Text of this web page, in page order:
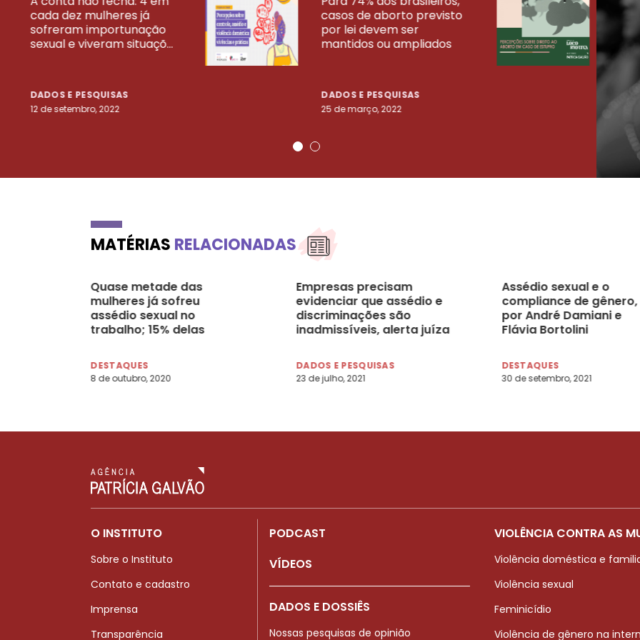
cada dez mulheres já
sofreram importunação
sexual e viveram situaçõ...
DADOS E PESQUISAS
12 de setembro, 2022
casos de aborto previsto
por lei devem ser
mantidos ou ampliados
DADOS E PESQUISAS
25 de março, 2022
23
VEJA MAIS PESQUISAS
MATÉRIAS RELACIONADAS
Quase metade das
mulheres já sofreu
assédio sexual no
trabalho; 15% delas
DESTAQUES
8 de outubro, 2020
Empresas precisam
evidenciar que assédio e
discriminações são
inadmissíveis, alerta juíza
DADOS E PESQUISAS
23 de julho, 2021
Assédio sexual e o
compliance de gênero,
por André Damiani e
Flávia Bortolini
DESTAQUES
30 de setembro, 2021
O INSTITUTO
Sobre o Instituto
Contato e cadastro
Imprensa
Transparência
PODCAST
VÍDEOS
DADOS E DOSSIÊS
Nossas pesquisas de opinião
VIOLÊNCIA CONTRA AS
Violência doméstica e
Violência sexual
Feminicídio
Violência de gênero na